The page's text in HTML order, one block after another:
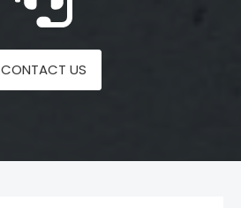
CONTACT US